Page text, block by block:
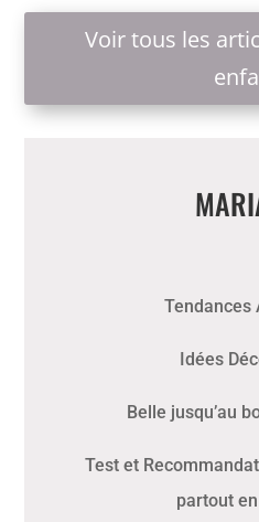
Voir tous les
Tendances
Idées
Belle jusqu’au
Test et
partout